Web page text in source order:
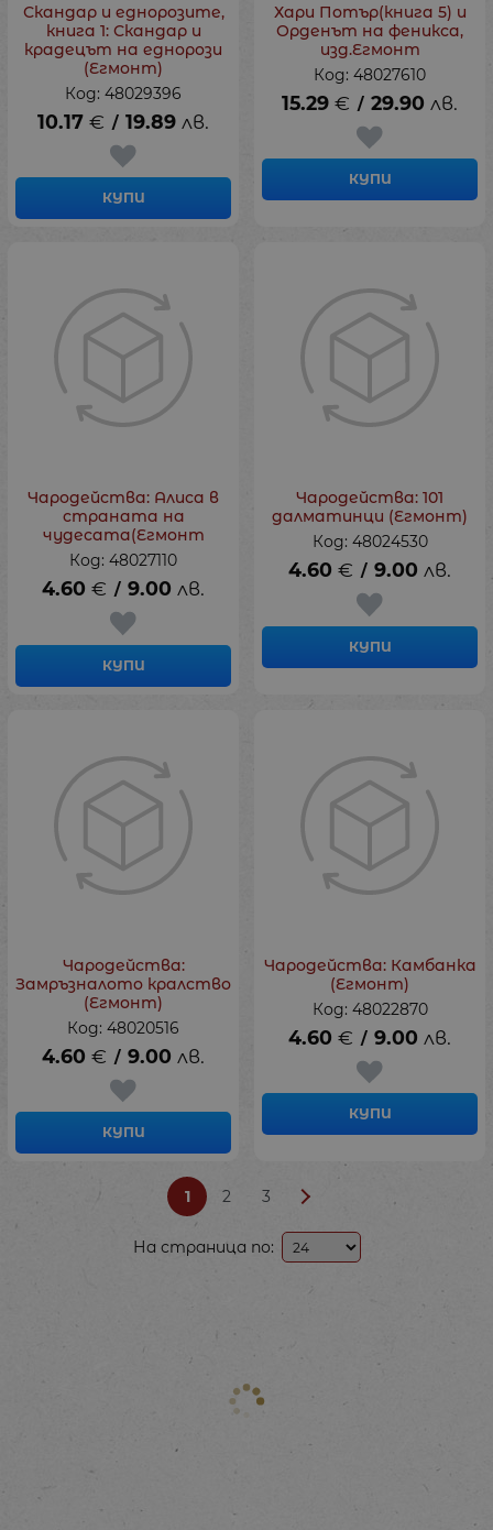
Скандар и еднорозите,
книга 1: Скандар и
крадецът на еднорози
(Егмонт)
Код: 48029396
10.17 € / 19.89 лв.
КУПИ
Хари Потър(книга 5) и
Орденът на феникса,
изд.Егмонт
Код: 48027610
15.29 € / 29.90 лв.
КУПИ
Чародейства: Алиса в
страната на
чудесата(Егмонт
Код: 48027110
4.60 € / 9.00 лв.
КУПИ
Чародейства: 101
далматинци (Егмонт)
Код: 48024530
4.60 € / 9.00 лв.
КУПИ
Чародейства:
Замръзналото кралство
(Егмонт)
Код: 48020516
4.60 € / 9.00 лв.
КУПИ
Чародейства: Камбанка
(Егмонт)
Код: 48022870
4.60 € / 9.00 лв.
КУПИ
1 2 3
На страница по: